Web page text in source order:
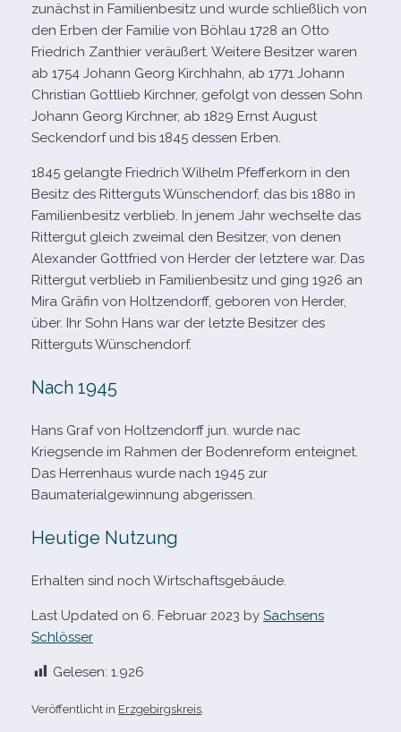
zunächst in Familienbesitz und wurde schließ­lich von
den Erben der Familie von Böhlau 1728 an Otto
Friedrich Zanthier ver­äu­ßert. Weitere Besitzer waren
ab 1754 Johann Georg Kirchhahn, ab 1771 Johann
Christian Gottlieb Kirchner, gefolgt von des­sen Sohn
Johann Georg Kirchner, ab 1829 Ernst August
Seckendorf und bis 1845 des­sen Erben.
1845 gelangte Friedrich Wilhelm Pfefferkorn in den
Besitz des Ritterguts Wünschendorf, das bis 1880 in
Familienbesitz ver­blieb. In jenem Jahr wech­selte das
Rittergut gleich zwei­mal den Besitzer, von denen
Alexander Gottfried von Herder der letz­tere war. Das
Rittergut ver­blieb in Familienbesitz und ging 1926 an
Mira Gräfin von Holtzendorff, gebo­ren von Herder,
über. Ihr Sohn Hans war der letzte Besitzer des
Ritterguts Wünschendorf.
Nach 1945
Hans Graf von Holtzendorff jun. wurde nac
Kriegsende im Rahmen der Bodenreform ent­eig­net.
Das Herrenhaus wurde nach 1945 zur
Baumaterialgewinnung abgerissen.
Heutige Nutzung
Erhalten sind noch Wirtschaftsgebäude.
Last Updated on 6. Februar 2023 by Sachsens
Schlösser
Gelesen: 1.926
Veröffentlicht in Erzgebirgskreis